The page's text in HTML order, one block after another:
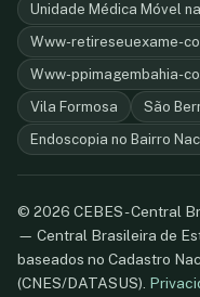
Unidade Médica Móvel
Www-retireseuexame-
Www-ppimagembahia-
Vila Formosa
São
Endoscopia no Bairro
© 2026 CEBES - Central
— Central Brasileira de
baseados no Cadastro
(CNES/DATASUS).